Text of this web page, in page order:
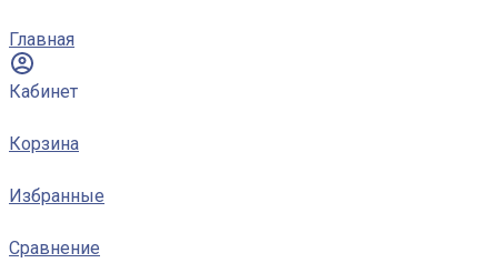
Главная
Кабинет
Корзина
Избранные
Сравнение